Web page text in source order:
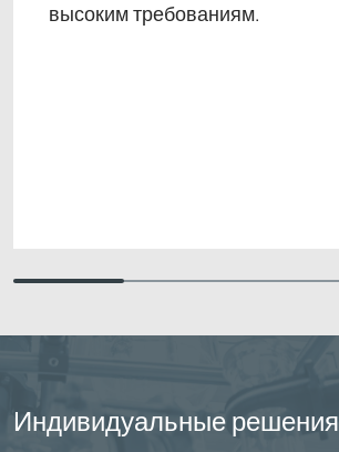
высоким требованиям.
Индивидуальные решения